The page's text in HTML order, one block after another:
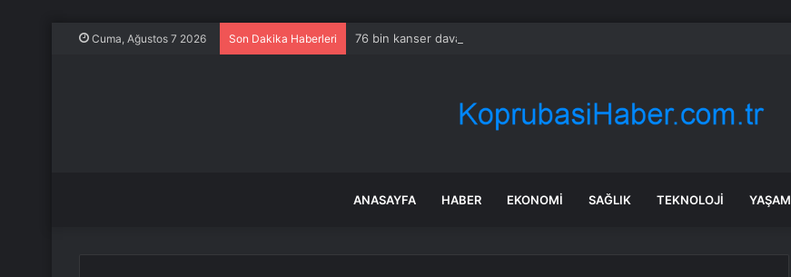
Cuma, Ağustos 7 2026 Son Dakika Haberleri 76 bin kanser davasına 5,5 milyar dolarlık teklif!
ANASAYFA HABER EKONOMI SAĞLIK TEKNOLOJI YAŞAM